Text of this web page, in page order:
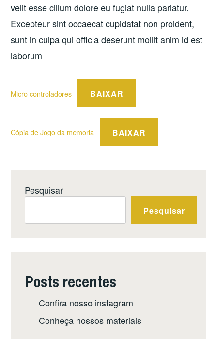
velit esse cillum dolore eu fugiat nulla pariatur.
Excepteur sint occaecat cupidatat non proident,
sunt in culpa qui officia deserunt mollit anim id est
laborum
Micro controladores BAIXAR
Cópia de Jogo da memoria BAIXAR
Pesquisar
Pesquisar
Posts recentes
Confira nosso instagram
Conheça nossos materiais